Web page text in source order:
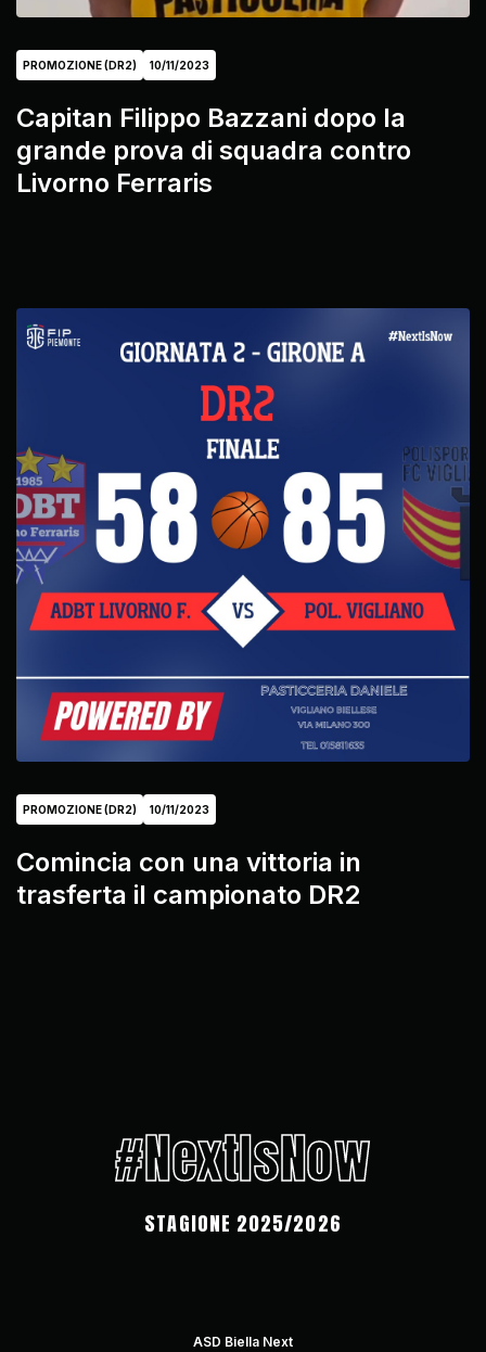
PROMOZIONE (DR2) 10/11/2023
Capitan Filippo Bazzani dopo la
grande prova di squadra contro
Livorno Ferraris
PROMOZIONE (DR2) 10/11/2023
Comincia con una vittoria in
trasferta il campionato DR2
#NextIsNow
STAGIONE 2025/2026
ASD Biella Next